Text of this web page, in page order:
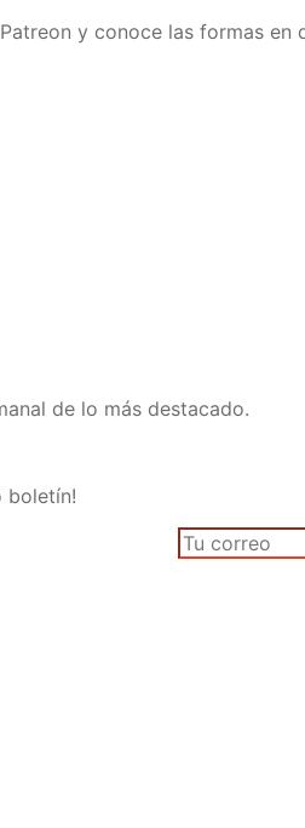
y conoce las formas en
de lo más destacado.
boletín!